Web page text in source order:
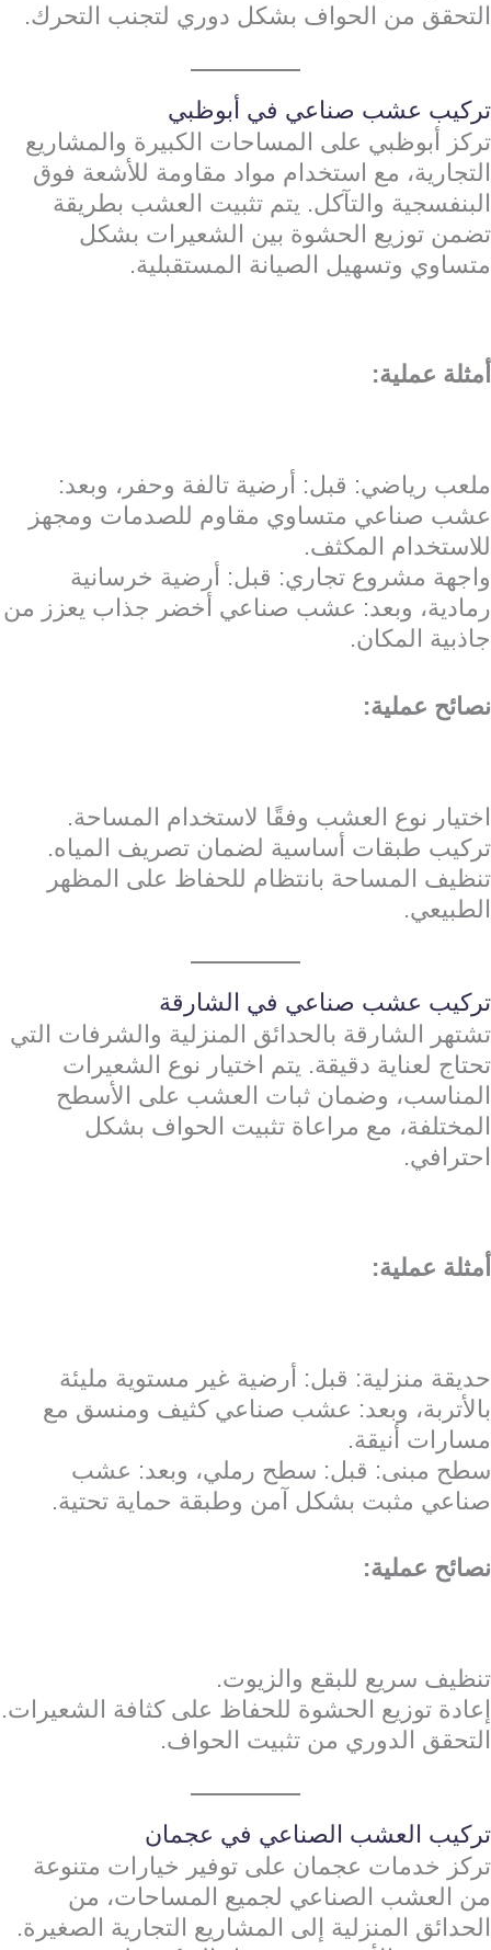
التحقق من الحواف بشكل دوري لتجنب التحرك.
تركيب عشب صناعي في أبوظبي
تركز أبوظبي على المساحات الكبيرة والمشاريع
التجارية، مع استخدام مواد مقاومة للأشعة فوق
البنفسجية والتآكل. يتم تثبيت العشب بطريقة
تضمن توزيع الحشوة بين الشعيرات بشكل
متساوي وتسهيل الصيانة المستقبلية.
أمثلة عملية:
ملعب رياضي: قبل: أرضية تالفة وحفر، وبعد:
عشب صناعي متساوي مقاوم للصدمات ومجهز
للاستخدام المكثف.
واجهة مشروع تجاري: قبل: أرضية خرسانية
رمادية، وبعد: عشب صناعي أخضر جذاب يعزز من
جاذبية المكان.
نصائح عملية:
اختيار نوع العشب وفقًا لاستخدام المساحة.
تركيب طبقات أساسية لضمان تصريف المياه.
تنظيف المساحة بانتظام للحفاظ على المظهر
الطبيعي.
تركيب عشب صناعي في الشارقة
تشتهر الشارقة بالحدائق المنزلية والشرفات التي
تحتاج لعناية دقيقة. يتم اختيار نوع الشعيرات
المناسب، وضمان ثبات العشب على الأسطح
المختلفة، مع مراعاة تثبيت الحواف بشكل
احترافي.
أمثلة عملية:
حديقة منزلية: قبل: أرضية غير مستوية مليئة
بالأتربة، وبعد: عشب صناعي كثيف ومنسق مع
مسارات أنيقة.
سطح مبنى: قبل: سطح رملي، وبعد: عشب
صناعي مثبت بشكل آمن وطبقة حماية تحتية.
نصائح عملية:
تنظيف سريع للبقع والزيوت.
إعادة توزيع الحشوة للحفاظ على كثافة الشعيرات.
التحقق الدوري من تثبيت الحواف.
تركيب العشب الصناعي في عجمان
تركز خدمات عجمان على توفير خيارات متنوعة
من العشب الصناعي لجميع المساحات، من
الحدائق المنزلية إلى المشاريع التجارية الصغيرة.